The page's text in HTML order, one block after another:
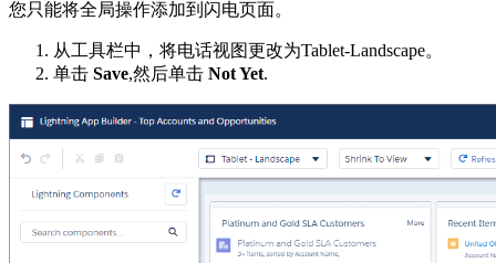
您只能将全局操作添加到闪电页面。
从工具栏中，将电话视图更改为Tablet-Landscape。
单击 Save,然后单击 Not Yet.